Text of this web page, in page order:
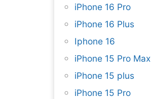
iPhone 16 Pro
iPhone 16 Plus
Iphone 16
iPhone 15 Pro Max
iPhone 15 plus
iPhone 15 Pro